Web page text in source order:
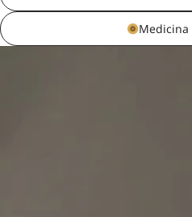
Medicina